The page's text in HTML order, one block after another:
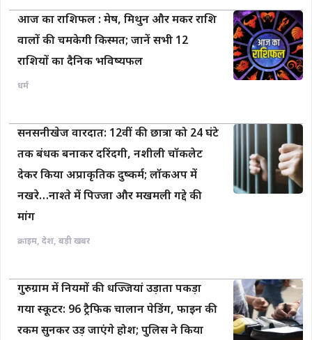
आज का राशिफल : मेष, मिथुन और मकर राशि
वालों की चमकेगी किस्मत; जानें सभी 12
राशियों का दैनिक भविष्यफल
धर्म
सनसनीखेज वारदात: 12वीं की छात्रा को 24 घंटे
तक बंधक बनाकर दरिंदगी, नशीली चॉकलेट
देकर किया अप्राकृतिक दुष्कर्म; लॉकअप में
नखरे…नाश्ते में पिज्जा और मखमली गद्दे की
मांग
क्राइम, देश, बड़ी खबर
गुरुग्राम में नियमों की धज्जियां उड़ाता पकड़ा
गया स्कूटर: 96 ट्रैफिक चालान पेडिंग, फाइन की
रकम सुनकर उड़ जाएंगे होश; पुलिस ने किया